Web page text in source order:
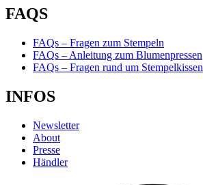
FAQS
FAQs – Fragen zum Stempeln
FAQs – Anleitung zum Blumenpressen
FAQs – Fragen rund um Stempelkissen
INFOS
Newsletter
About
Presse
Händler